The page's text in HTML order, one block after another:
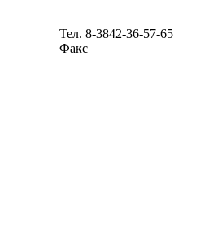
Тел. 8-3842-36-57-65
Факс